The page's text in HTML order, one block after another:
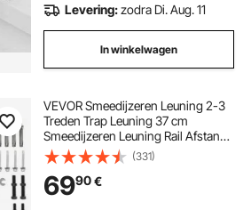
Levering:zodra Di. Aug. 11
In winkelwagen
VEVOR Smeedijzeren Leuning 2-3
Treden Trap Leuning 37 cm
Smeedijzeren Leuning Rail Afstand
Tussen Palen 71 cm Outdoor Indoor
Trapleuning voor Tuinen
Woongebouwen Commerciële
Kantoorgebouwen Zwart
(331)
6990€